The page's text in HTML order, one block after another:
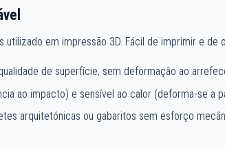
utilizado em impressão 3D. Fácil de imprimir e
de superfície, sem deformação ao
ao impacto) e sensível ao calor (deforma-se a
arquitetónicas ou gabaritos sem esforço